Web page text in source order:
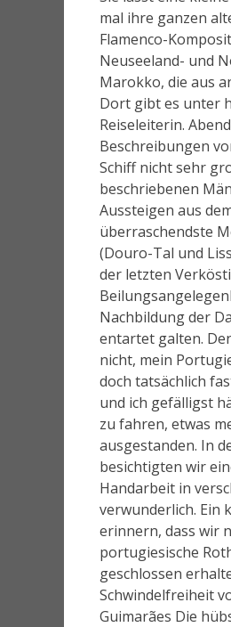
mal ihre ganzen
Flamenco-
Neuseeland- und
Marokko, die aus
Dort gibt es unter
Reiseleiterin.
Beschreibungen
Schiff nicht sehr
beschriebenen
Aussteigen aus
überraschendste
(Douro-Tal und
der letzten
Nachbildung der
entartet galten.
nicht, mein
doch tatsächlich
und ich gefälligst
zu fahren, etwas
ausgestanden. In
besichtigten wir
Handarbeit in
verwunderlich. Ein
erinnern, dass wir
portugiesische
geschlossen
Schwindelfreiheit
Guimarães Die